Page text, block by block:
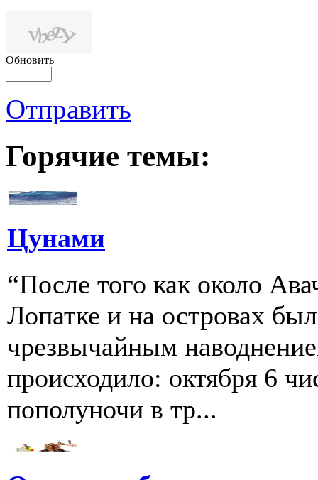
Обновить
Отправить
Горячие темы:
Цунами
“После того как около
Лопатке и на островах
чрезвычайным
происходило: октября 6
пополуночи в тр...